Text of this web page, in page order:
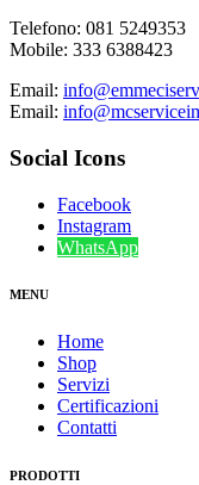
Telefono: 081 5249353
Mobile: 333 6388423
Email:
Email:
Social Icons
Facebook
Instagram
WhatsApp
MENU
Home
Shop
Servizi
Certificazioni
Contatti
PRODOTTI